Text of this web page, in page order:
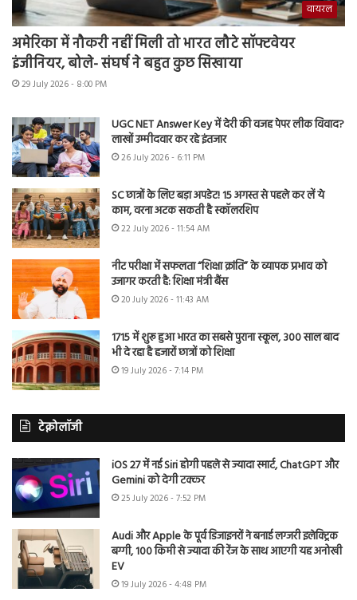
वायरल
अमेरिका में नौकरी नहीं मिली तो भारत लौटे सॉफ्टवेयर
इंजीनियर, बोले- संघर्ष ने बहुत कुछ सिखाया
29 July 2026 - 8:00 PM
UGC NET Answer Key में देरी की वजह पेपर लीक विवाद?
लाखों उम्मीदवार कर रहे इंतजार
26 July 2026 - 6:11 PM
SC छात्रों के लिए बड़ा अपडेट! 15 अगस्त से पहले कर लें ये
काम, वरना अटक सकती है स्कॉलरशिप
22 July 2026 - 11:54 AM
नीट परीक्षा में सफलता “शिक्षा क्रांति” के व्यापक प्रभाव को
उजागर करती है: शिक्षा मंत्री बैंस
20 July 2026 - 11:43 AM
1715 में शुरू हुआ भारत का सबसे पुराना स्कूल, 300 साल बाद
भी दे रहा है हजारों छात्रों को शिक्षा
19 July 2026 - 7:14 PM
टेक्नोलॉजी
iOS 27 में नई Siri होगी पहले से ज्यादा स्मार्ट, ChatGPT और
Gemini को देगी टक्कर
25 July 2026 - 7:52 PM
Audi और Apple के पूर्व डिजाइनरों ने बनाई लग्जरी इलेक्ट्रिक
बग्गी, 100 किमी से ज्यादा की रेंज के साथ आएगी यह अनोखी
EV
19 July 2026 - 4:48 PM